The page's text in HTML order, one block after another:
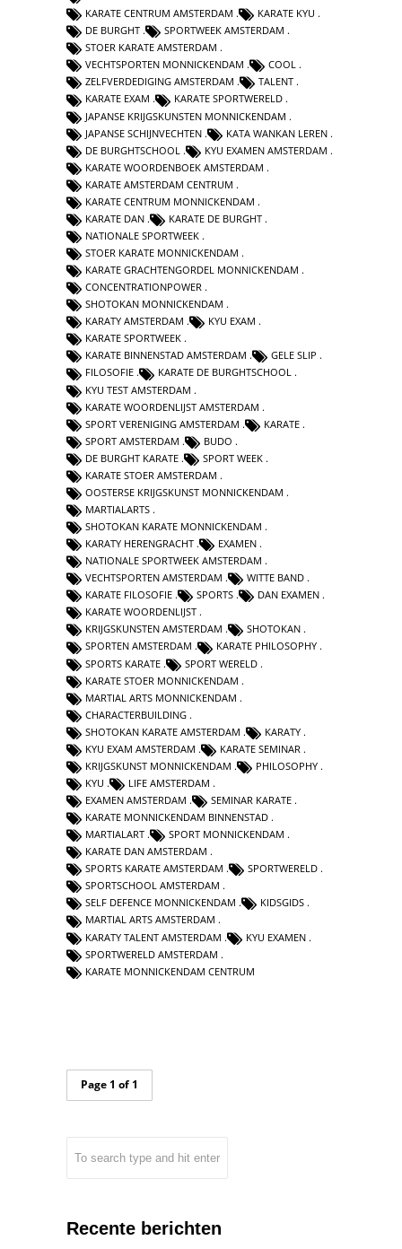
KARATE CENTRUM AMSTERDAM
KARATE KYU
DE BURGHT
SPORTWEEK AMSTERDAM
STOER KARATE AMSTERDAM
VECHTSPORTEN MONNICKENDAM
COOL
ZELFVERDEDIGING AMSTERDAM
TALENT
KARATE EXAM
KARATE SPORTWERELD
JAPANSE KRIJGSKUNSTEN MONNICKENDAM
JAPANSE SCHIJNVECHTEN
KATA WANKAN LEREN
DE BURGHTSCHOOL
KYU EXAMEN AMSTERDAM
KARATE WOORDENBOEK AMSTERDAM
KARATE AMSTERDAM CENTRUM
KARATE CENTRUM MONNICKENDAM
KARATE DAN
KARATE DE BURGHT
NATIONALE SPORTWEEK
STOER KARATE MONNICKENDAM
KARATE GRACHTENGORDEL MONNICKENDAM
CONCENTRATIONPOWER
SHOTOKAN MONNICKENDAM
KARATY AMSTERDAM
KYU EXAM
KARATE SPORTWEEK
KARATE BINNENSTAD AMSTERDAM
GELE SLIP
FILOSOFIE
KARATE DE BURGHTSCHOOL
KYU TEST AMSTERDAM
KARATE WOORDENLIJST AMSTERDAM
SPORT VERENIGING AMSTERDAM
KARATE
SPORT AMSTERDAM
BUDO
DE BURGHT KARATE
SPORT WEEK
KARATE STOER AMSTERDAM
OOSTERSE KRIJGSKUNST MONNICKENDAM
MARTIALARTS
SHOTOKAN KARATE MONNICKENDAM
KARATY HERENGRACHT
EXAMEN
NATIONALE SPORTWEEK AMSTERDAM
VECHTSPORTEN AMSTERDAM
WITTE BAND
KARATE FILOSOFIE
SPORTS
DAN EXAMEN
KARATE WOORDENLIJST
KRIJGSKUNSTEN AMSTERDAM
SHOTOKAN
SPORTEN AMSTERDAM
KARATE PHILOSOPHY
SPORTS KARATE
SPORT WERELD
KARATE STOER MONNICKENDAM
MARTIAL ARTS MONNICKENDAM
CHARACTERBUILDING
SHOTOKAN KARATE AMSTERDAM
KARATY
KYU EXAM AMSTERDAM
KARATE SEMINAR
KRIJGSKUNST MONNICKENDAM
PHILOSOPHY
KYU
LIFE AMSTERDAM
EXAMEN AMSTERDAM
SEMINAR KARATE
KARATE MONNICKENDAM BINNENSTAD
MARTIALART
SPORT MONNICKENDAM
KARATE DAN AMSTERDAM
SPORTS KARATE AMSTERDAM
SPORTWERELD
SPORTSCHOOL AMSTERDAM
SELF DEFENCE MONNICKENDAM
KIDSGIDS
MARTIAL ARTS AMSTERDAM
KARATY TALENT AMSTERDAM
KYU EXAMEN
SPORTWERELD AMSTERDAM
KARATE MONNICKENDAM CENTRUM
Page 1 of 1
Recente berichten